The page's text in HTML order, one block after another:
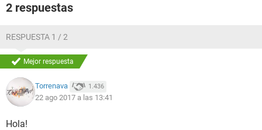
2 respuestas
RESPUESTA 1 / 2
Mejor respuesta
Torrenava 1.436
22 ago 2017 a las 13:41
Hola!